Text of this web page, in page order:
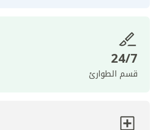
24/7
قسم الطوارئ